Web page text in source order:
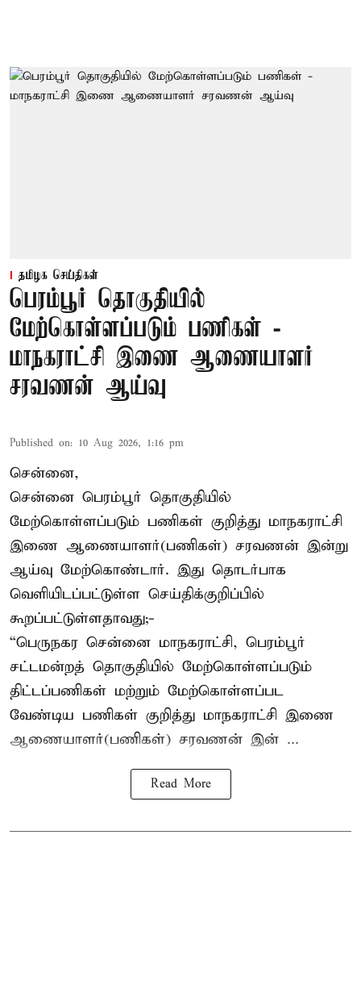
தமிழக செய்திகள்
பெரம்பூர் தொகுதியில்
மேற்கொள்ளப்படும் பணிகள் -
மாநகராட்சி இணை ஆணையாளர்
சரவணன் ஆய்வு
Published on: 10 Aug 2026, 1:16 pm
சென்னை,
சென்னை பெரம்பூர் தொகுதியில்
மேற்கொள்ளப்படும் பணிகள் குறித்து மாநகராட்சி
இணை ஆணையாளர்(பணிகள்) சரவணன் இன்று
ஆய்வு மேற்கொண்டார். இது தொடர்பாக
வெளியிடப்பட்டுள்ள செய்திக்குறிப்பில்
கூறப்பட்டுள்ளதாவது;-
“பெருநகர சென்னை மாநகராட்சி, பெரம்பூர்
சட்டமன்றத் தொகுதியில் மேற்கொள்ளப்படும்
திட்டப்பணிகள் மற்றும் மேற்கொள்ளப்பட
வேண்டிய பணிகள் குறித்து மாநகராட்சி இணை
ஆணையாளர்(பணிகள்) சரவணன் இன் ...
Read More